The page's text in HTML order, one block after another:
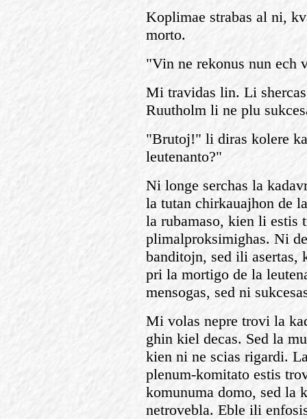
Koplimae strabas al ni,
morto.
"Vin ne rekonus nun ech
Mi travidas lin. Li
Ruutholm li ne plu
"Brutoj!" li diras kolere
leutenanto?"
Ni longe serchas la
la tutan chirkauajhon de
la rubamaso, kien li estis
plimalproksimighas. Ni
banditojn, sed ili
pri la mortigo de la
mensogas, sed ni
Mi volas nepre trovi la
ghin kiel decas. Sed la
kien ni ne scias rigardi.
plenum-komitato estis
komunuma domo, sed la
netrovebla. Eble ili